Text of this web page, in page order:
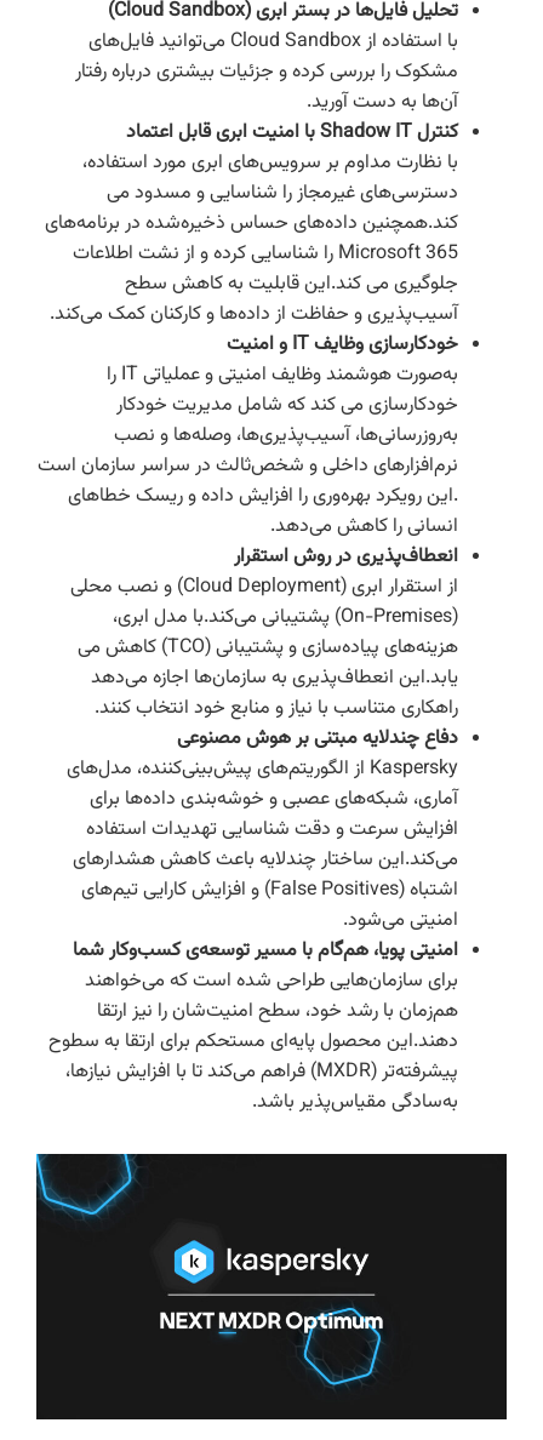
تحلیل فایل‌ها در بستر ابری (Cloud Sandbox)
با استفاده از Cloud Sandbox می‌توانید فایل‌های
مشکوک را بررسی کرده و جزئیات بیشتری درباره رفتار
آن‌ها به دست آورید.
کنترل Shadow IT با امنیت ابری قابل اعتماد
با نظارت مداوم بر سرویس‌های ابری مورد استفاده،
دسترسی‌های غیرمجاز را شناسایی و مسدود می
کند.همچنین داده‌های حساس ذخیره‌شده در برنامه‌های
Microsoft 365 را شناسایی کرده و از نشت اطلاعات
جلوگیری می کند.این قابلیت به کاهش سطح
آسیب‌پذیری و حفاظت از داده‌ها و کارکنان کمک می‌کند.
خودکارسازی وظایف IT و امنیت
به‌صورت هوشمند وظایف امنیتی و عملیاتی IT را
خودکارسازی می کند که شامل مدیریت خودکار
به‌روزرسانی‌ها، آسیب‌پذیری‌ها، وصله‌ها و نصب
نرم‌افزارهای داخلی و شخص‌ثالث در سراسر سازمان است
.این رویکرد بهره‌وری را افزایش داده و ریسک خطاهای
انسانی را کاهش می‌دهد.
انعطاف‌پذیری در روش استقرار
از استقرار ابری (Cloud Deployment) و نصب محلی
(On-Premises) پشتیبانی می‌کند.با مدل ابری،
هزینه‌های پیاده‌سازی و پشتیبانی (TCO) کاهش می
یابد.این انعطاف‌پذیری به سازمان‌ها اجازه می‌دهد
راهکاری متناسب با نیاز و منابع خود انتخاب کنند.
دفاع چندلایه مبتنی بر هوش مصنوعی
Kaspersky از الگوریتم‌های پیش‌بینی‌کننده، مدل‌های
آماری، شبکه‌های عصبی و خوشه‌بندی داده‌ها برای
افزایش سرعت و دقت شناسایی تهدیدات استفاده
می‌کند.این ساختار چندلایه باعث کاهش هشدارهای
اشتباه (False Positives) و افزایش کارایی تیم‌های
امنیتی می‌شود.
امنیتی پویا، هم‌گام با مسیر توسعه‌ی کسب‌وکار شما
برای سازمان‌هایی طراحی شده است که می‌خواهند
هم‌زمان با رشد خود، سطح امنیت‌شان را نیز ارتقا
دهند.این محصول پایه‌ای مستحکم برای ارتقا به سطوح
پیشرفته‌تر (MXDR) فراهم می‌کند تا با افزایش نیازها،
به‌سادگی مقیاس‌پذیر باشد.